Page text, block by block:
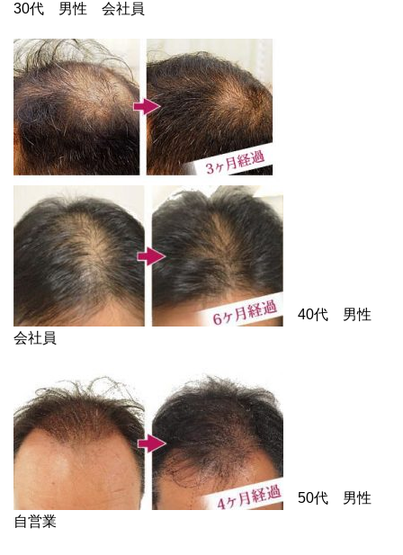
30代 男性 会社員
40代 男性
会社員
50代 男性
自営業